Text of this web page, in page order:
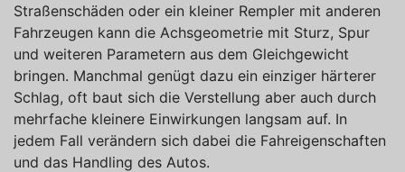
Straßenschäden oder ein kleiner Rempler mit anderen
Fahrzeugen kann die Achsgeometrie mit Sturz, Spur
und weiteren Parametern aus dem Gleichgewicht
bringen. Manchmal genügt dazu ein einziger härterer
Schlag, oft baut sich die Verstellung aber auch durch
mehrfache kleinere Einwirkungen langsam auf. In
jedem Fall verändern sich dabei die Fahreigenschaften
und das Handling des Autos.